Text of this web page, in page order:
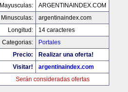
Mayusculas:
ARGENTINAINDEX.COM
Minusculas:
argentinaindex.com
Longitud:
14 caracteres
Categorias:
Portales
Precio:
Realizar una oferta!
Visitar!
argentinaindex.com
Serán consideradas ofertas